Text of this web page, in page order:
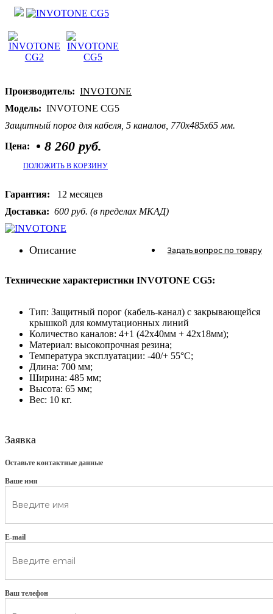
Производитель: INVOTONE
Модель: INVOTONE CG5
Защитный порог для кабеля, 5 каналов, 770х485х65 мм.
Цена:
• 8 260 руб.
ПОЛОЖИТЬ В КОРЗИНУ
Гарантия: 12 месяцев
Доставка: 600 руб. (в пределах МКАД)
Описание Задать вопрос по товару
Технические характеристики INVOTONE CG5:
Тип: Защитный порог (кабель-канал) с закрывающейся
крышкой для коммутационных линий
Количество каналов: 4+1 (42x40мм + 42x18мм);
Материал: высокопрочная резина;
Температура эксплуатации: -40/+ 55°C;
Длина: 700 мм;
Ширина: 485 мм;
Высота: 65 мм;
Вес: 10 кг.
Заявка
Оставьте контактные данные
Ваше имя
E-mail
Ваш телефон